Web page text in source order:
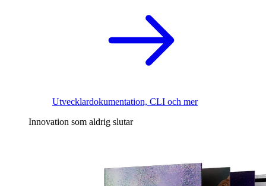
Utvecklardokumentation, CLI och mer
Innovation som aldrig slutar